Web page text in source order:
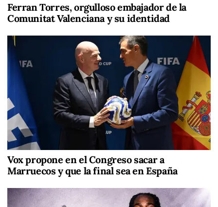
Ferran Torres, orgulloso embajador de la
Comunitat Valenciana y su identidad
Vox propone en el Congreso sacar a
Marruecos y que la final sea en España